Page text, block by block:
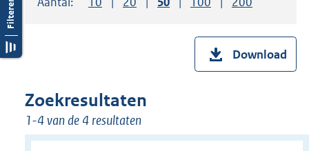
Download
Zoekresultaten
1-4 van de 4 resultaten